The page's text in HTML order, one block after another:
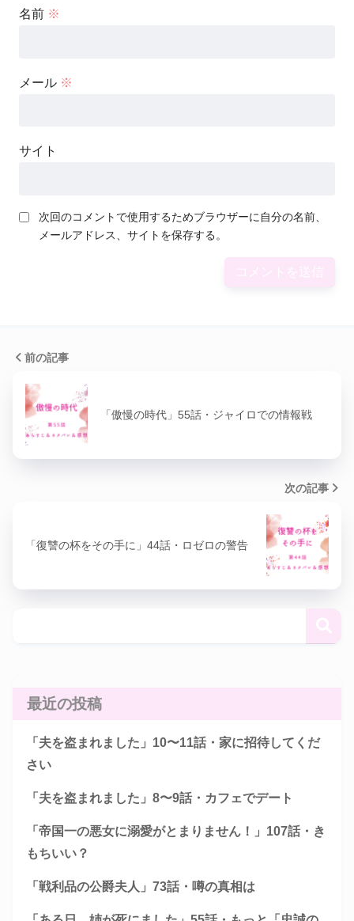
名前 ※
メール ※
サイト
次回のコメントで使用するためブラウザーに自分の名前、
メールアドレス、サイトを保存する。
前の記事
「傲慢の時代」55話・ジャイロでの情報戦
次の記事
「復讐の杯をその手に」44話・ロゼロの警告
最近の投稿
「夫を盗まれました」10〜11話・家に招待してくだ
さい
「夫を盗まれました」8〜9話・カフェでデート
「帝国一の悪女に溺愛がとまりません！」107話・き
もちいい？
「戦利品の公爵夫人」73話・噂の真相は